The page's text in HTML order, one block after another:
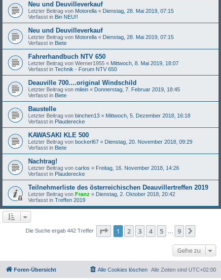
Neu und Deuvilleverkauf
Letzter Beitrag von Motorella « Dienstag, 28. Mai 2019, 07:15
Verfasst in Bin NEU!!
Neu und Deuvilleverkauf
Letzter Beitrag von Motorella « Dienstag, 28. Mai 2019, 07:15
Verfasst in Biete
Fahrerhandbuch NTV 650
Letzter Beitrag von Werner1955 « Mittwoch, 8. Mai 2019, 18:07
Verfasst in Technik - Forum NTV 650
Deauville 700....original Windschild
Letzter Beitrag von milein « Donnerstag, 7. Februar 2019, 18:45
Verfasst in Biete
Baustelle
Letzter Beitrag von binchen13 « Mittwoch, 5. Dezember 2018, 16:18
Verfasst in Plauderecke
KAWASAKI KLE 500
Letzter Beitrag von bockerl67 « Dienstag, 20. November 2018, 09:29
Verfasst in Biete
Nachtrag!
Letzter Beitrag von carlos « Freitag, 16. November 2018, 14:26
Verfasst in Plauderecke
Teilnehmerliste des österreichischen Deauvillertreffen 2019
Letzter Beitrag von Franz « Dienstag, 2. Oktober 2018, 20:42
Verfasst in Treffen 2019
Die Suche ergab 442 Treffer Seite 1von
1 2 3 4 5 … 9
Gehe zu
Foren-Übersicht Alle Zeiten sind UTC+02:00
Alle Cookies löschen